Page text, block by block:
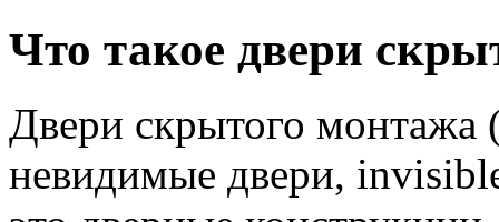
Что такое двери
Двери скрытого монтажа
невидимые двери,